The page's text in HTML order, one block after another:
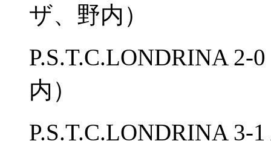
ザ、野内）
P.S.T.C.LONDRINA
内）
P.S.T.C.LONDRINA 3-